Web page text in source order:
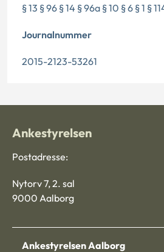
§ 13 § 96 § 14 § 96a § 10 § 6 § 1 §
Journalnummer
2015-2123-53261
Ankestyrelsen
Postadresse:
Nytorv 7, 2. sal
9000 Aalborg
Ankestyrelsen Aalborg